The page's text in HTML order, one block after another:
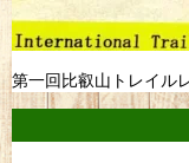
第一回比叡山トレイル